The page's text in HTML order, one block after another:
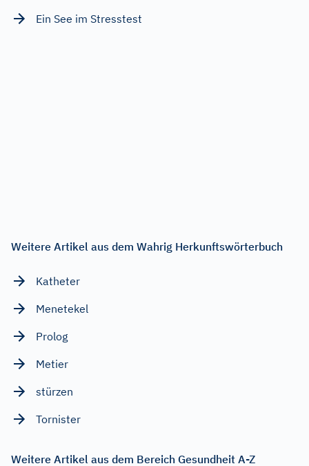
Ein See im Stresstest
Weitere Artikel aus dem Wahrig Herkunftswörterbuch
Katheter
Menetekel
Prolog
Metier
stürzen
Tornister
Weitere Artikel aus dem Bereich Gesundheit A-Z